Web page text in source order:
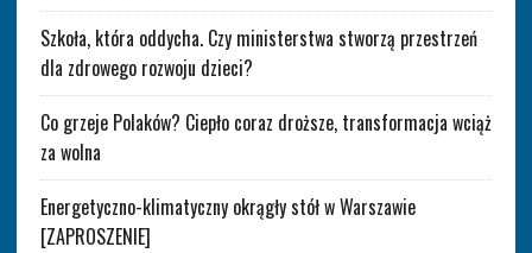
Szkoła, która oddycha. Czy ministerstwa stworzą przestrzeń
dla zdrowego rozwoju dzieci?
Co grzeje Polaków? Ciepło coraz droższe, transformacja wciąż
za wolna
Energetyczno-klimatyczny okrągły stół w Warszawie
[ZAPROSZENIE]